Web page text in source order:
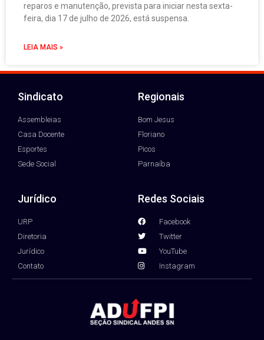
reparos e manutenção, prevista para iniciar nesta sexta-
feira, dia 17 de julho de 2026, está suspensa.
LEIA MAIS »
Sindicato
Assembleias
Casa Docente
Esportes
Sede Social
Regionais
Bom Jesus
Floriano
Picos
Parnaíba
Jurídico
URP
Diretoria
Jurídico
Contato
Redes Sociais
Facebook
Twitter
YouTube
Instagram